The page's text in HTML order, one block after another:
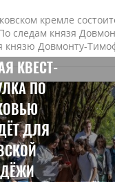
кремле
следам князя
князю Довмонту-
КВЕСТ-
ПО
ДЛЯ